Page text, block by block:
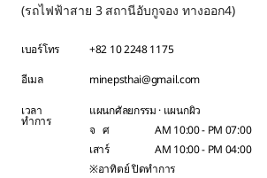
(รถไฟฟ้าสาย 3 สถานีอับกูจอง ทางออก4)
เบอร์โทร +82 10 2248 1175
อีเมล minepsthai@gmail.com
เวลา
ทำการ
แผนกศัลยกรรม · แผนกผิว
จ ศ
AM 10:00 - PM 07:00
เสาร์
AM 10:00 - PM 04:00
※อาทิตย์ ปิดทำการ